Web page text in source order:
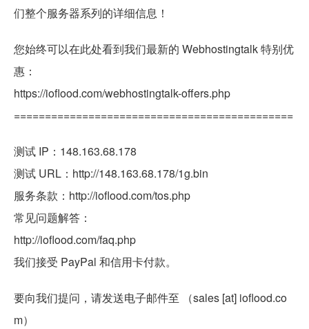
们整个服务器系列的详细信息！
您始终可以在此处看到我们最新的 Webhostingtalk 特别优
惠：
https://ioflood.com/webhostingtalk-offers.php
=============================================
测试 IP：148.163.68.178
测试 URL：http://148.163.68.178/1g.bin
服务条款：http://ioflood.com/tos.php
常见问题解答：
http://ioflood.com/faq.php
我们接受 PayPal 和信用卡付款。
要向我们提问，请发送电子邮件至 （sales [at] ioflood.co
m）